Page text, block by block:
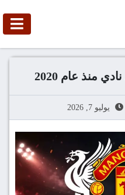
منذ عام 2020
يوليو 7, 2026